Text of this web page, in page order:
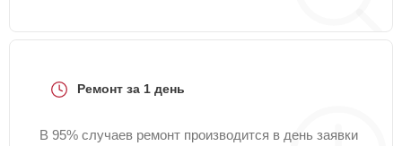
Ремонт за 1 день
В 95% случаев ремонт производится в день заявки